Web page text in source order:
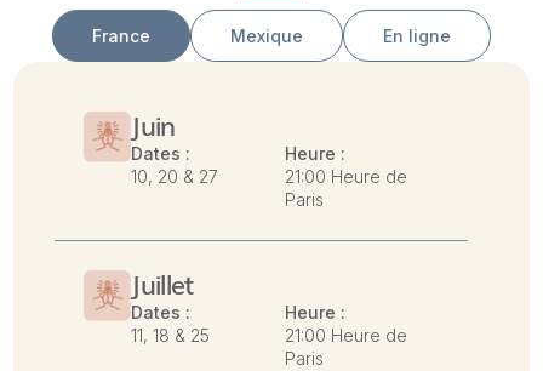
France Mexique En ligne
Juin
Dates :
10, 20 & 27
Heure :
21:00 Heure de
Paris
Juillet
Dates :
11, 18 & 25
Heure :
21:00 Heure de
Paris